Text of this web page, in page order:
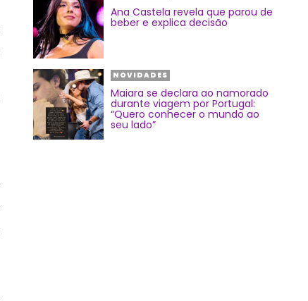
Ana Castela revela que parou de
beber e explica decisão
NOVIDADES
Maiara se declara ao namorado
durante viagem por Portugal:
“Quero conhecer o mundo ao
seu lado”